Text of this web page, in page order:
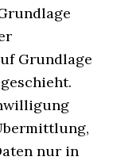
Grundlage
nur in